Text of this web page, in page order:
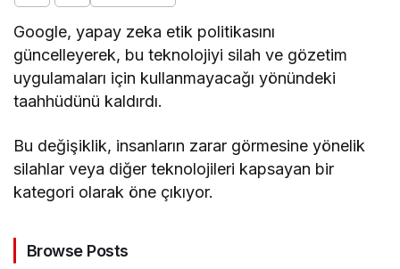
Google, yapay zeka etik politikasını
güncelleyerek, bu teknolojiyi silah ve gözetim
uygulamaları için kullanmayacağı yönündeki
taahhüdünü kaldırdı.
Bu değişiklik, insanların zarar görmesine yönelik
silahlar veya diğer teknolojileri kapsayan bir
kategori olarak öne çıkıyor.
Browse Posts